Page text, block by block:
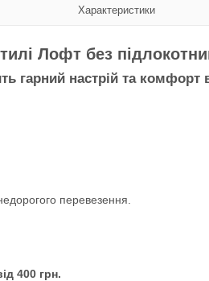
Характеристики
Лофт без
гарний настрій та комфорт
перевезення.
400 грн.